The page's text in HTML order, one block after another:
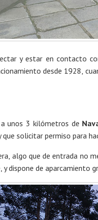
y estar en contacto
desde 1928,
unos 3 kilómetros de
que solicitar permiso para
algo que de entrada no
y dispone de aparcamiento